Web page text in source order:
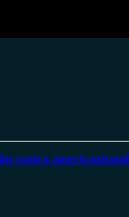
contra